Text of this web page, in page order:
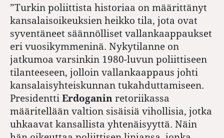
”Turkin poliittista historiaa on määrittänyt
kansalaisoikeuksien heikko tila, jota ovat
syventäneet säännölliset vallankaappaukset
eri vuosikymmeninä. Nykytilanne on
jatkumoa varsinkin 1980-luvun poliittiseen
tilanteeseen, jolloin vallankaappaus johti
kansalaisyhteiskunnan tukahduttamiseen.
Presidentti Erdoganin retoriikassa
määritellään valtion sisäisiä vihollisia, jotka
uhkaavat kansallista yhtenäisyyttä. Näin